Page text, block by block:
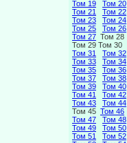
Том 19
Том 20
Том 21
Том 22
Том 23
Том 24
Том 25
Том 26
Том 27 Том 28
Том 29 Том 30
Том 31
Том 32
Том 33
Том 34
Том 35
Том 36
Том 37
Том 38
Том 39
Том 40
Том 41
Том 42
Том 43
Том 44
Том 45 Том 46
Том 47
Том 48
Том 49
Том 50
Том 51
Том 52